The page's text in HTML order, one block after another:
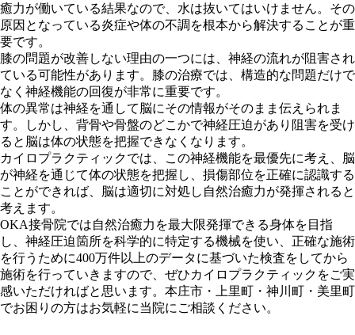
癒力が働いている結果なので、水は抜いてはいけません。その
原因となっている炎症や体の不調を根本から解決することが重
要です。
膝の問題が改善しない理由の一つには、神経の流れが阻害され
ている可能性があります。膝の治療では、構造的な問題だけで
なく神経機能の回復が非常に重要です。
体の異常は神経を通して脳にその情報がそのまま伝えられま
す。しかし、背骨や骨盤のどこかで神経圧迫があり阻害を受け
ると脳は体の状態を把握できなくなります。
カイロプラクティックでは、この神経機能を最優先に考え、脳
が神経を通じて体の状態を把握し、損傷部位を正確に認識する
ことができれば、脳は適切に対処し自然治癒力が発揮されると
考えます。
OKA接骨院では自然治癒力を最大限発揮できる身体を目指
し、神経圧迫箇所を科学的に特定する機械を使い、正確な施術
を行うために400万件以上のデータに基づいた検査をしてから
施術を行っていきますので、ぜひカイロプラクティックをご実
感いただければと思います。本庄市・上里町・神川町・美里町
でお困りの方はお気軽に当院にご相談ください。